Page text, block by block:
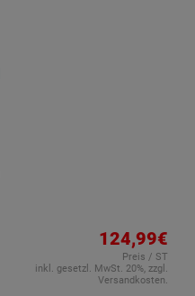
124,99€
Preis / ST
inkl. gesetzl. MwSt. 20%, zzgl.
Versandkosten.